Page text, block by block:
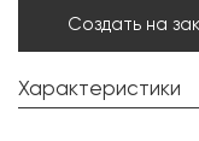
Создать на
Характеристики